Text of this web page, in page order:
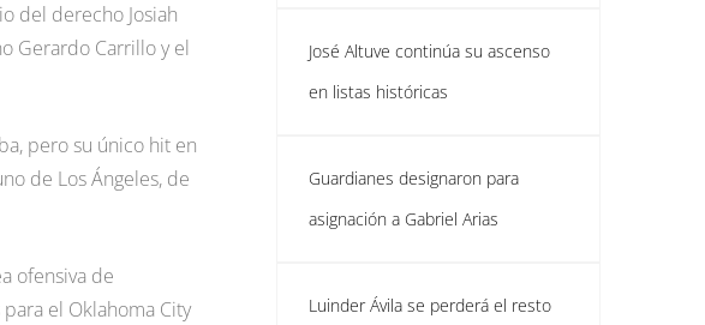
del derecho Josiah
Gerardo Carrillo y el
pero su único hit en
de Los Ángeles, de
ofensiva de
el Oklahoma City
José Altuve continúa su ascenso
en listas históricas
Guardianes designaron para
asignación a Gabriel Arias
Luinder Ávila se perderá el resto